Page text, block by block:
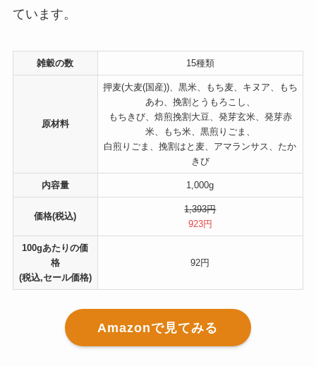
ています。
雑穀の数 15種類
原材料
押麦(大麦(国産))、黒米、もち麦、キヌア、もち
あわ、挽割とうもろこし、
もちきび、焙煎挽割大豆、発芽玄米、発芽赤
米、もち米、黒煎りごま、
白煎りごま、挽割はと麦、アマランサス、たか
きび
内容量 1,000g
価格(税込)
1,393円
923円
100gあたりの価
格
(税込,セール価格)
92円
Amazonで見てみる